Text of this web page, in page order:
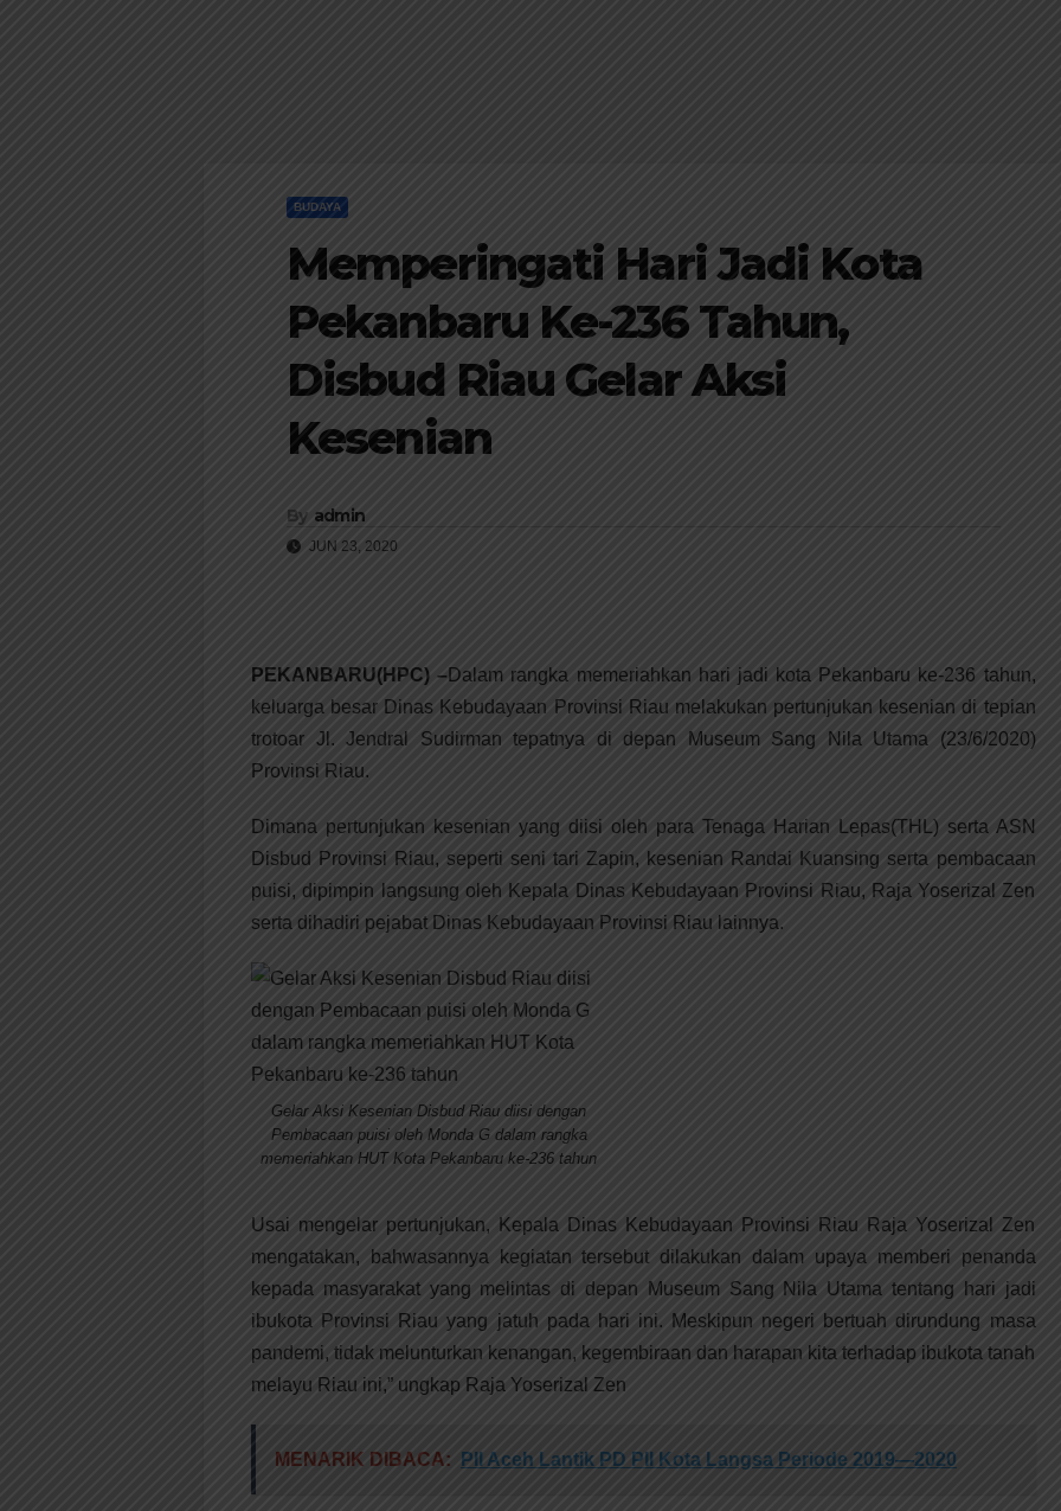
BUDAYA
Memperingati Hari Jadi Kota
Pekanbaru Ke-236 Tahun,
Disbud Riau Gelar Aksi
Kesenian
By admin
JUN 23, 2020
PEKANBARU(HPC) –Dalam rangka memeriahkan hari jadi kota Pekanbaru ke-236 tahun,
keluarga besar Dinas Kebudayaan Provinsi Riau melakukan pertunjukan kesenian di tepian
trotoar Jl. Jendral Sudirman tepatnya di depan Museum Sang Nila Utama (23/6/2020)
Provinsi Riau.
Dimana pertunjukan kesenian yang diisi oleh para Tenaga Harian Lepas(THL) serta ASN
Disbud Provinsi Riau, seperti seni tari Zapin, kesenian Randai Kuansing serta pembacaan
puisi, dipimpin langsung oleh Kepala Dinas Kebudayaan Provinsi Riau, Raja Yoserizal Zen
serta dihadiri pejabat Dinas Kebudayaan Provinsi Riau lainnya.
Gelar Aksi Kesenian Disbud Riau diisi dengan
Pembacaan puisi oleh Monda G dalam rangka
memeriahkan HUT Kota Pekanbaru ke-236 tahun
Usai mengelar pertunjukan, Kepala Dinas Kebudayaan Provinsi Riau Raja Yoserizal Zen
mengatakan, bahwasannya kegiatan tersebut dilakukan dalam upaya memberi penanda
kepada masyarakat yang melintas di depan Museum Sang Nila Utama tentang hari jadi
ibukota Provinsi Riau yang jatuh pada hari ini. Meskipun negeri bertuah dirundung masa
pandemi, tidak melunturkan kenangan, kegembiraan dan harapan kita terhadap ibukota tanah
melayu Riau ini,” ungkap Raja Yoserizal Zen
MENARIK DIBACA: PII Aceh Lantik PD PII Kota Langsa Periode 2019—2020